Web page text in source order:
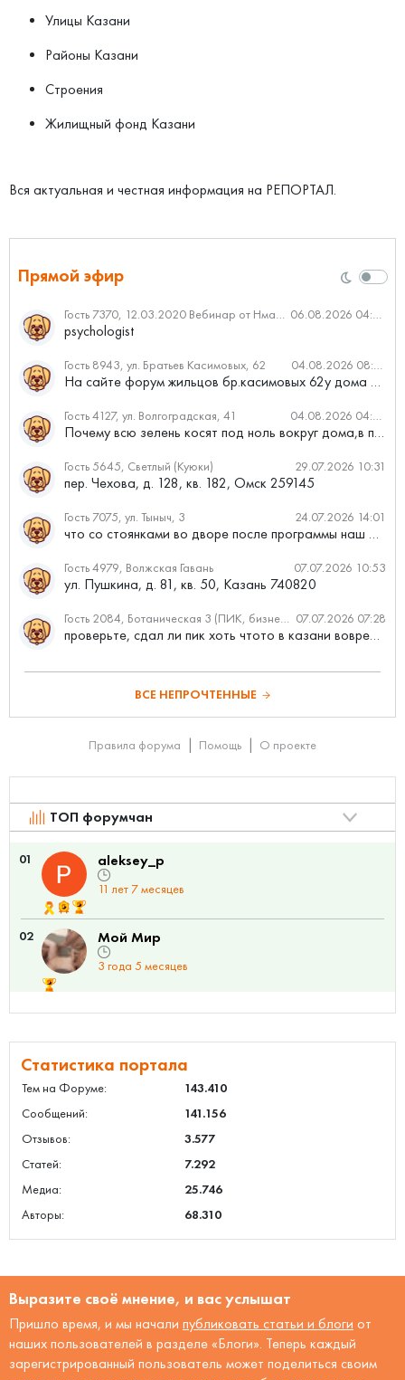
Улицы Казани
Районы Казани
Строения
Жилищный фонд Казани
Вся актуальная и честная информация на РЕПОРТАЛ.
Прямой эфир
Гость 7370, 12.03.2020 Вебинар от Нмаркет.ПРО: «Актуальное об ипотеке: что нужно знать» 06.08.2026 04:00
psychologist
Гость 8943, ул. Братьев Касимовых, 62 04.08.2026 08:34
На сайте форум жильцов бр.касимовых 62у дома растут красивые...
Гость 4127, ул. Волгоградская, 41 04.08.2026 04:46
Почему всю зелень косят под ноль вокруг дома,в полисадниках....
Гость 5645, Светлый (Куюки) 29.07.2026 10:31
пер. Чехова, д. 128, кв. 182, Омск 259145
Гость 7075, ул. Тыныч, 3 24.07.2026 14:01
что со стоянками во дворе после программы наш двор
Гость 4979, Волжская Гавань 07.07.2026 10:53
ул. Пушкина, д. 81, кв. 50, Казань 740820
Гость 2084, Ботаническая 3 (ПИК, бизнес-класс) 07.07.2026 07:28
проверьте, сдал ли пик хоть чтото в казани вовремя?
ВСЕ НЕПРОЧТЕННЫЕ
Правила форума Помощь О проекте
ТОП форумчан
01 aleksey_p
11 лет 7 месяцев
02 Мой Мир
3 года 5 месяцев
Статистика портала
Тем на Форуме:
143.410
Сообщений:
141.156
Отзывов:
3.577
Статей:
7.292
Медиа:
25.746
Авторы:
68.310
Выразите своё мнение, и вас услышат
Пришло время, и мы начали публиковать статьи и блоги от
наших пользователей в разделе «Блоги». Теперь каждый
зарегистрированный пользователь может поделиться своим